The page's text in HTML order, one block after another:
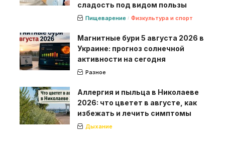
сладость под видом пользы
Пищеварение Физкультура и спорт
Магнитные бури 5 августа 2026 в
Украине: прогноз солнечной
активности на сегодня
Разное
Аллергия и пыльца в Николаеве
2026: что цветет в августе, как
избежать и лечить симптомы
Дыхание